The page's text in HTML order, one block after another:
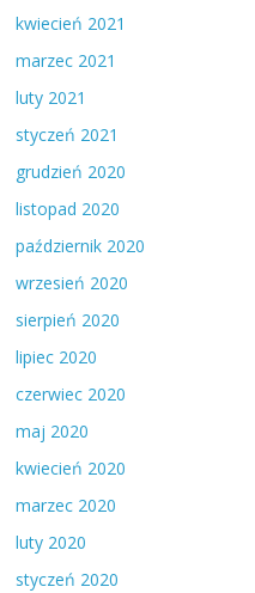
kwiecień 2021
marzec 2021
luty 2021
styczeń 2021
grudzień 2020
listopad 2020
październik 2020
wrzesień 2020
sierpień 2020
lipiec 2020
czerwiec 2020
maj 2020
kwiecień 2020
marzec 2020
luty 2020
styczeń 2020